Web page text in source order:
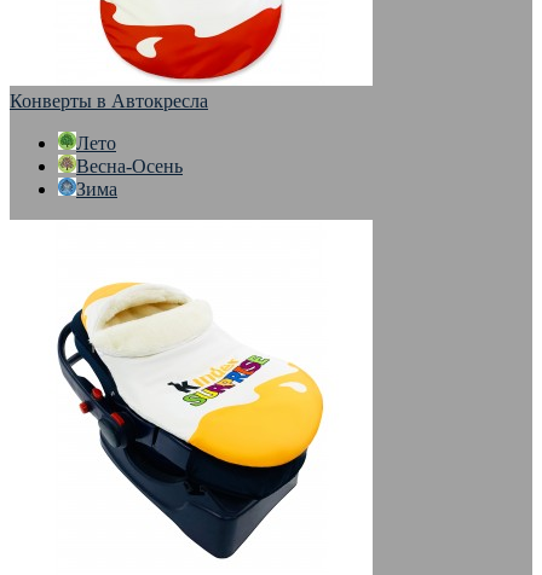
Конверты в Автокресла
Лето
Весна-Осень
Зима